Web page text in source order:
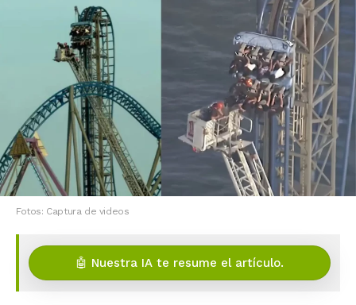
Fotos: Captura de videos
🤖 Nuestra IA te resume el artículo.